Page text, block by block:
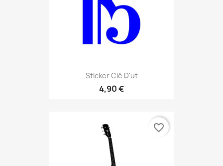
Sticker Clé D'ut
4,90 €
favorite_border